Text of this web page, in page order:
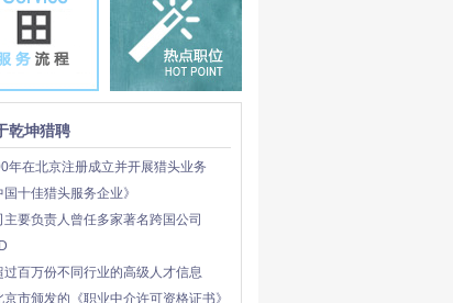
乾坤猎聘
年在北京注册成立并开展猎头业务
国十佳猎头服务企业》
主要负责人曾任多家著名跨国公司
过百万份不同行业的高级人才信息
京市颁发的《职业中介许可资格证书》